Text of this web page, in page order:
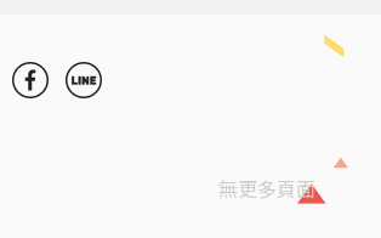
無更多頁面